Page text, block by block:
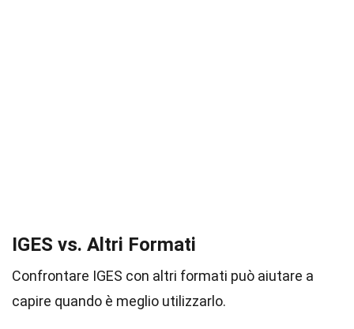
IGES vs. Altri Formati
Confrontare IGES con altri formati può aiutare a
capire quando è meglio utilizzarlo.